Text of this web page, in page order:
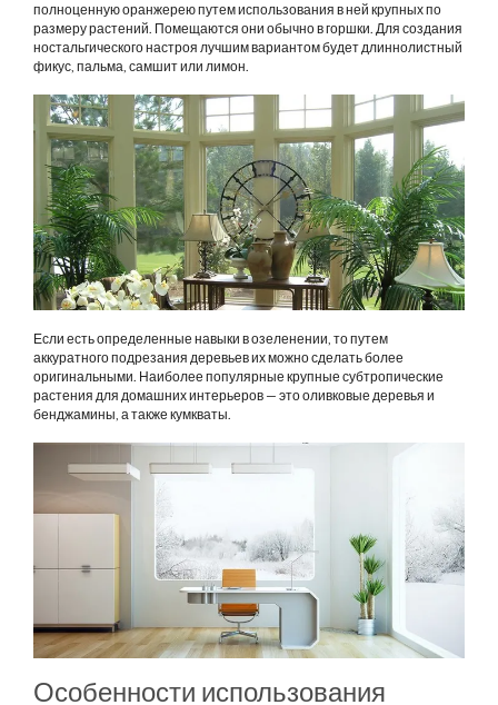
полноценную оранжерею путем использования в ней крупных по
размеру растений. Помещаются они обычно в горшки. Для создания
ностальгического настроя лучшим вариантом будет длиннолистный
фикус, пальма, самшит или лимон.
Если есть определенные навыки в озеленении, то путем
аккуратного подрезания деревьев их можно сделать более
оригинальными. Наиболее популярные крупные субтропические
растения для домашних интерьеров — это оливковые деревья и
бенджамины, а также кумкваты.
Особенности использования